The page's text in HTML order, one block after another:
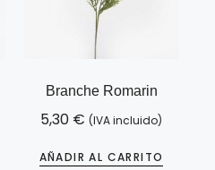
Branche Romarin
5,30 € (IVA incluido)
AÑADIR AL CARRITO